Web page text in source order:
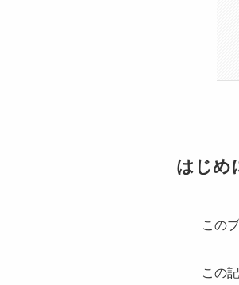
はじめ
このブ
この記